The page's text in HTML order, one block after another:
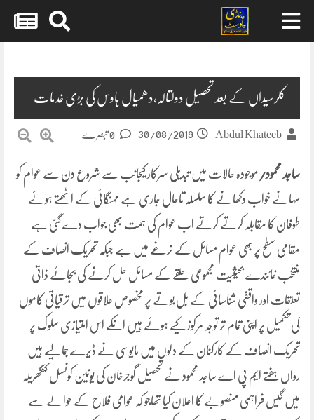
کلرسیداں کے بعد تحصیل دولتالہ،دھمیال ہاوس کی بڑی خدمات
Abdul Khateeb
30/08/2019
ساجد محمود/ موجودہ حالات میں تبدیلی سرکار کیجانب سے شروع دن سے عوام کو
سہانے خواب دکھانے کا سلسلہ تاحال جاری ہے مہنگائی کے اٹھتے ہوئے
طوفان کا مقابلہ کرتے کرتے اب عوام کی ہمت بھی جواب دے گئی ہے
مقامی سطح پر بھی عوام مسائل کے نرغے میں ہے جبکہ تحریک انصاف کے
منتخب نمائندے بحیثیت مجموعی حلقے کے مسائل حل کرنے کی بجائے ذاتی
تعلقات اور واقفی شناسائی کے بل بوتے پر مخصوص علاقوں میں ترقیاتی کاموں
کی تکمیل پر اپنی تمام تر توجہ مرکوز کیے ہوئے ہیں انکے اس امتیازی سلوک پر
تحریک انصاف کے کارکنان کے دلوں میں مایوسی نے ڈیرے جما لیے ہیں
رواں ہفتے ایم پی اے ساجد محمود نے تحصیل گوجرخان کی یونین کونسل کنگھریلہ
میں گیس فراہمی منصوبے کا اعلان کیا تھاجو کہ عوامی فلاح کے حوالے سے